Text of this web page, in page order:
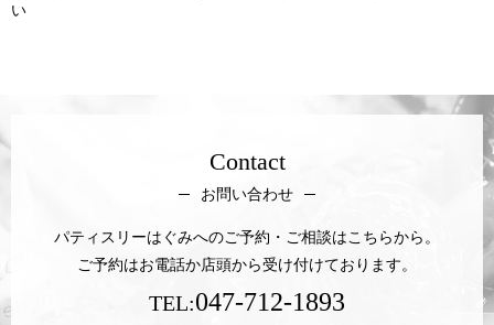
い
Contact
お問い合わせ
パティスリーはぐみへのご予約・ご相談はこちらから。
ご予約はお電話か店頭から受け付けております。
TEL:047-712-1893